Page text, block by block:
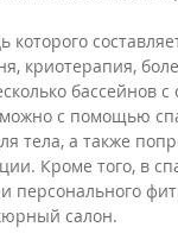
криотерапия,
бассейнов
с помощью
тела, а также
Кроме того, в
персонального
салон.